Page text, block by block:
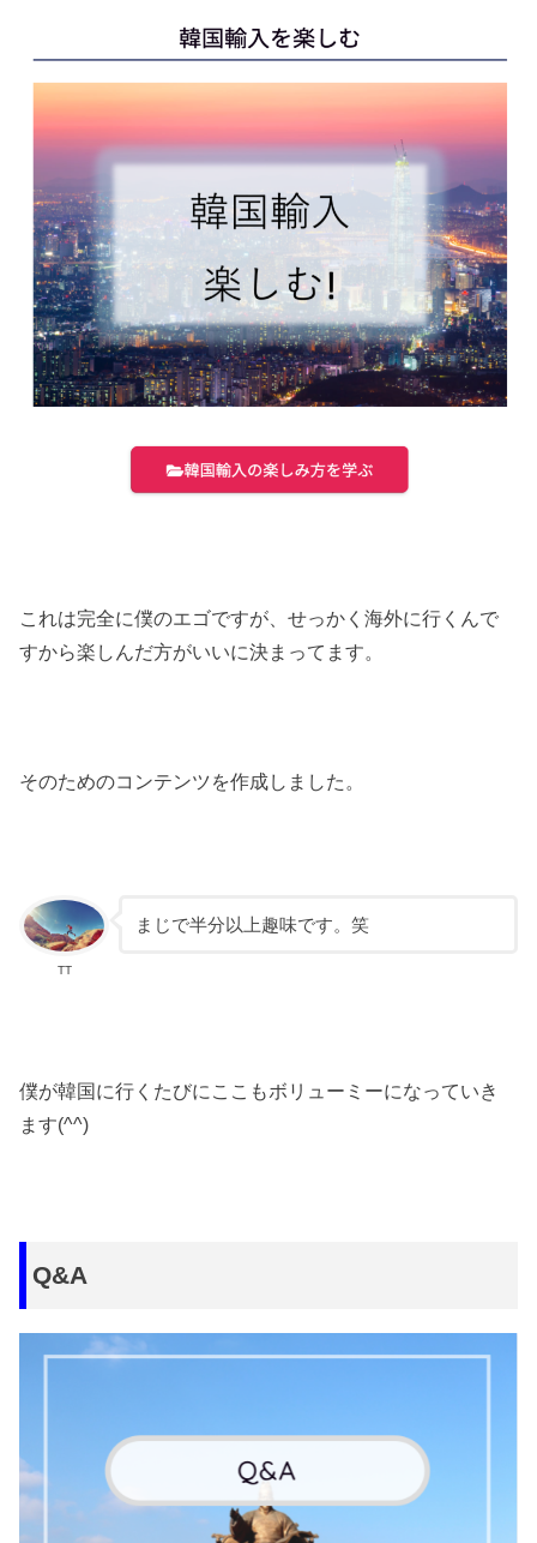
これは完全に僕のエゴですが、せっかく海外に行くんで
すから楽しんだ方がいいに決まってます。
そのためのコンテンツを作成しました。
TT
まじで半分以上趣味です。笑
僕が韓国に行くたびにここもボリューミーになっていき
ます(^^)
Q&A